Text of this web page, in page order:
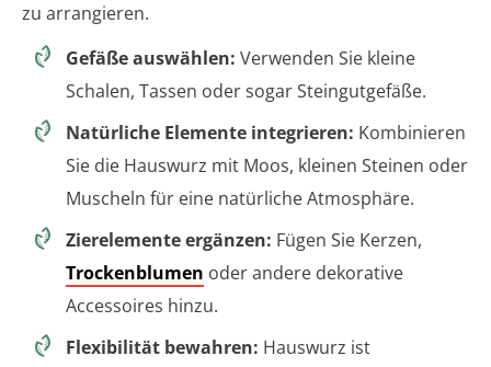
zu arrangieren.
Gefäße auswählen: Verwenden Sie kleine
Schalen, Tassen oder sogar Steingutgefäße.
Natürliche Elemente integrieren: Kombinieren
Sie die Hauswurz mit Moos, kleinen Steinen oder
Muscheln für eine natürliche Atmosphäre.
Zierelemente ergänzen: Fügen Sie Kerzen,
Trockenblumen oder andere dekorative
Accessoires hinzu.
Flexibilität bewahren: Hauswurz ist